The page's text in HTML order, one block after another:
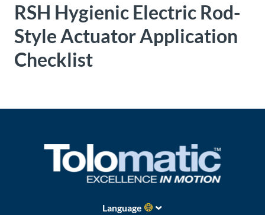
RSH Hygienic Electric Rod-
Style Actuator Application
Checklist
Language
Kontakt
zu einem
Ingenieur
Veranstaltungen